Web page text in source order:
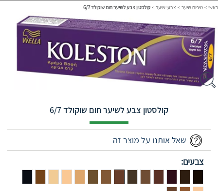
ראשי > טיפוח שיער > צבעי שיער > קולסטון צבע לשיער חום שוקולד 6/7
קולסטון צבע לשיער חום שוקולד 6/7
שאל אותנו על מוצר זה
צבעים: